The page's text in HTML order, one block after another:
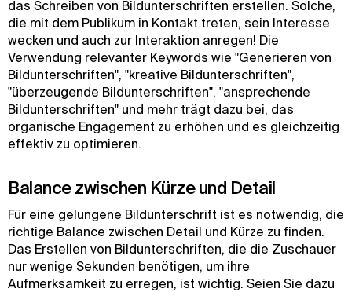
das Schreiben von Bildunterschriften erstellen. Solche,
die mit dem Publikum in Kontakt treten, sein Interesse
wecken und auch zur Interaktion anregen! Die
Verwendung relevanter Keywords wie "Generieren von
Bildunterschriften", "kreative Bildunterschriften",
"überzeugende Bildunterschriften", "ansprechende
Bildunterschriften" und mehr trägt dazu bei, das
organische Engagement zu erhöhen und es gleichzeitig
effektiv zu optimieren.
Balance zwischen Kürze und Detail
Für eine gelungene Bildunterschrift ist es notwendig, die
richtige Balance zwischen Detail und Kürze zu finden.
Das Erstellen von Bildunterschriften, die die Zuschauer
nur wenige Sekunden benötigen, um ihre
Aufmerksamkeit zu erregen, ist wichtig. Seien Sie dazu